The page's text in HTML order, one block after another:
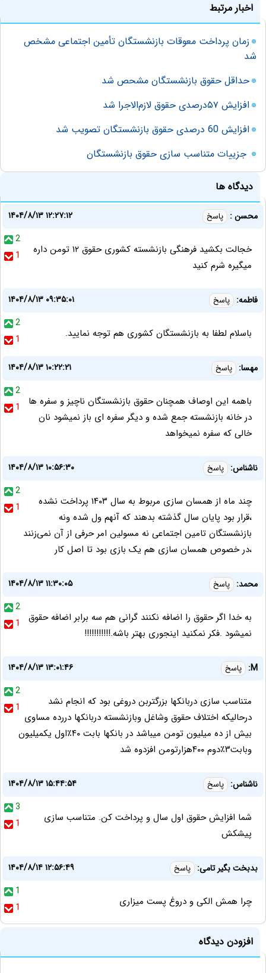
اخبار مرتبط
زمان پرداخت معوقات بازنشستگان تأمین اجتماعی مشخص
شد
حداقل حقوق بازنشستگان مشحص شد
افزایش ۵۷درصدی حقوق لازم‌الاجرا شد
افزایش 60 درصدی حقوق بازنشستگان تصویب شد
جزییات متناسب سازی حقوق بازنشستگان
دیدگاه ها
محسن : پاسخ
۱۴۰۴/۸/۱۳ ۱۲:۲۷:۱۲
2
1
خجالت بکشید فرهنگی بازنشسته کشوری حقوق ۱۲ تومن داره
میگیره شرم کنید
فاطمه: پاسخ
۱۴۰۴/۸/۱۳ ۰۹:۳۵:۰۱
2
1
باسلام لطفا به بازنشستگان کشوری هم توجه نمایید.
مهسا: پاسخ
۱۴۰۴/۸/۱۳ ۱۰:۲۲:۲۱
2
1
باهمه این اوصاف همچنان حقوق بازنشستگان ناچیز و سفره ها
در خانه بازنشسته جمع شده و دیگر سفره ای باز نمیشود نان
خالی که سفره ‌نمیخواهد
ناشناس: پاسخ
۱۴۰۴/۸/۱۳ ۱۰:۵۶:۳۰
2
1
چند ماه از همسان سازی مربوط به سال ۱۴۰۳ پرداخت نشده
،قرار بود پایان سال گذشته بدهند که آنهم ول شده ونه
بازنشستگان تامین اجتماعی نه مسولین امر حرفی از آن نمی‌زنند
،در خصوص همسان سازی هم یک بازی بود تا اصل کار
محمد: پاسخ
۱۴۰۴/۸/۱۳ ۱۱:۳۰:۰۵
2
1
به خدا اگر حقوق را اضافه نکنند گرانی هم سه برابر اضافه حقوق
نمیشود .فکر نمکنید اینجوری بهتر باشه.!!!!!!!!!!!
M: پاسخ
۱۴۰۴/۸/۱۳ ۱۳:۰۱:۴۶
2
1
متناسب سازی دربانکها بزرگتربن دروغی بود که انجام نشد
درحالیکه اختلاف حقوق وشاغل وبازنشسته دربانکها دررده مساوی
بیش از ده میلیون تومن میباشد در بانکها بابت ۴۰٪اول یکمیلیون
وبابت۳٪دوم ۴۰۰هزارتومن افزدوه شد
ناشناس: پاسخ
۱۴۰۴/۸/۱۳ ۱۵:۴۴:۵۴
3
1
شما افزایش حقوق اول سال و پرداخت کن. متناسب سازی
پیشکش
بدبخت بگیر تامی: پاسخ
۱۴۰۴/۸/۱۴ ۱۲:۵۶:۴۹
1
1
چرا همش الکی و دروغ پست میزاری
افزودن دیدگاه